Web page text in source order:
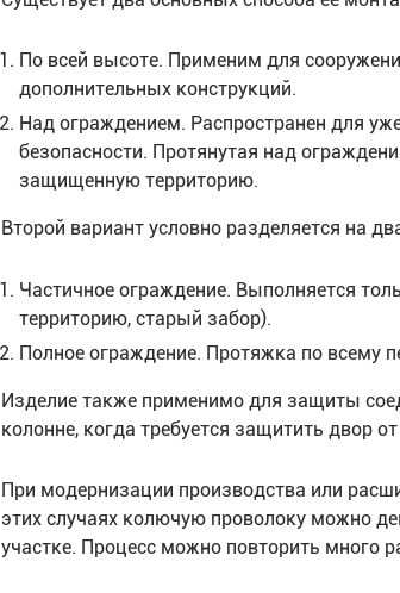
По всей высоте. Применим для
дополнительных конструкций.
Над ограждением. Распространен для
безопасности. Протянутая над
защищенную территорию.
Второй вариант условно разделяется на
Частичное ограждение. Выполняется
территорию, старый забор).
Полное ограждение. Протяжка по всему
Изделие также применимо для защиты
колонне, когда требуется защитить двор
При модернизации производства или
этих случаях колючую проволоку можно
участке. Процесс можно повторить много